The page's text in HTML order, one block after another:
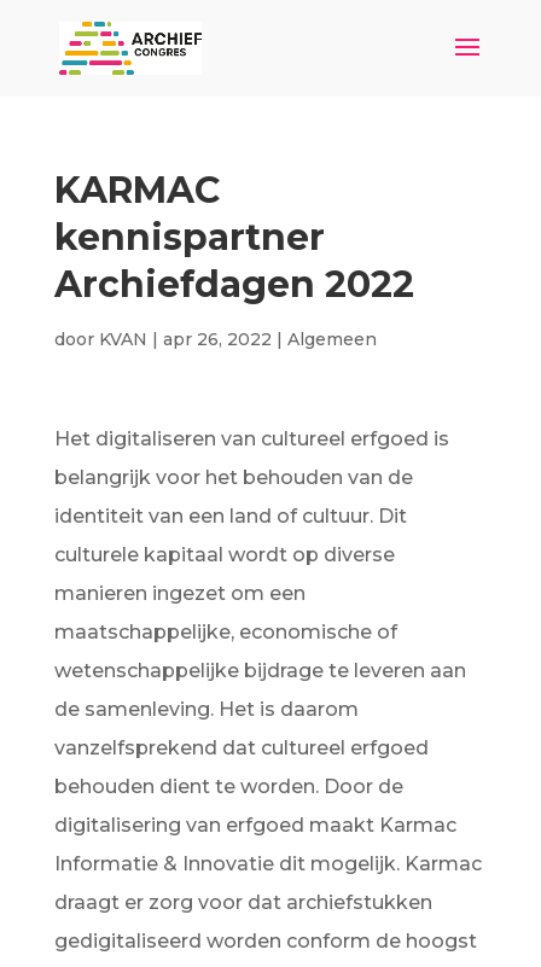
KARMAC
kennispartner
Archiefdagen 2022
door KVAN | apr 26, 2022 | Algemeen
Het digitaliseren van cultureel erfgoed is
belangrijk voor het behouden van de
identiteit van een land of cultuur. Dit
culturele kapitaal wordt op diverse
manieren ingezet om een
maatschappelijke, economische of
wetenschappelijke bijdrage te leveren aan
de samenleving. Het is daarom
vanzelfsprekend dat cultureel erfgoed
behouden dient te worden. Door de
digitalisering van erfgoed maakt Karmac
Informatie & Innovatie dit mogelijk. Karmac
draagt er zorg voor dat archiefstukken
gedigitaliseerd worden conform de hoogst